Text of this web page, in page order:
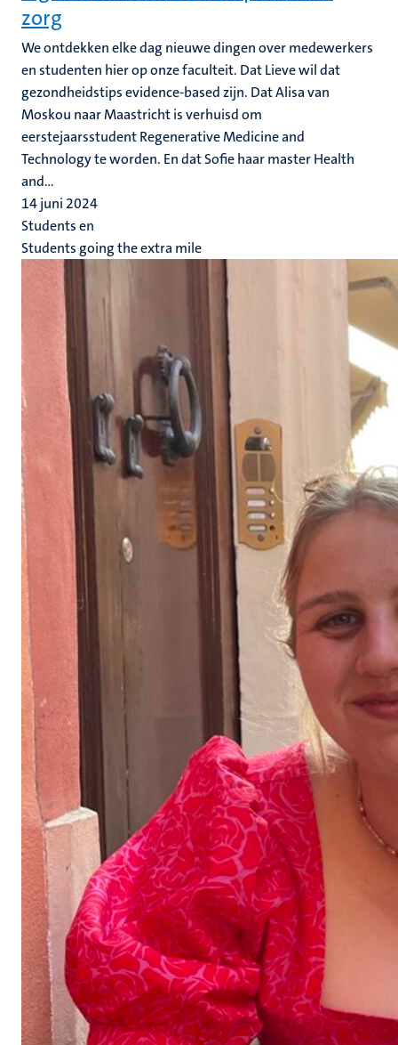
zorg
We ontdekken elke dag nieuwe dingen over medewerkers
en studenten hier op onze faculteit. Dat Lieve wil dat
gezondheidstips evidence-based zijn. Dat Alisa van
Moskou naar Maastricht is verhuisd om
eerstejaarsstudent Regenerative Medicine and
Technology te worden. En dat Sofie haar master Health
and...
14 juni 2024
Students en
Students going the extra mile